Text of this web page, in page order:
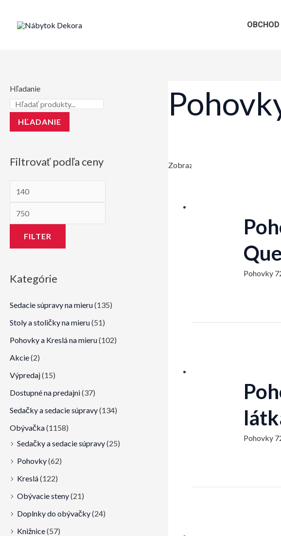
OBCHOD
Hľadanie
HĽADANIE
Filtrovať podľa ceny
i
m
l
c
e
n
a
e
FILTER
Kategórie
Sedacie súpravy na mieru(135)
Stoly a stoličky na mieru(51)
Pohovky a Kreslá na mieru(102)
Akcie(2)
Výpredaj(15)
Dostupné na predajni(37)
Sedačky a sedacie súpravy(134)
Obývačka(1158)
Sedačky a sedacie súpravy(25)
Pohovky(62)
Kreslá(122)
Obývacie steny(21)
Doplnky do obývačky(24)
Knižnice(57)
Zobrazených 1–32 z 75 výsledkov
Pohovky
Pohovky